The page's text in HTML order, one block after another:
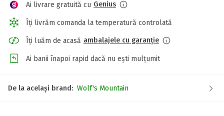
Ai livrare gratuită cu Genius
Îți livrăm comanda la temperatură controlată
Îți luăm de acasă ambalajele cu garanție
Ai banii înapoi rapid dacă nu ești mulțumit
De la același brand: Wolf's Mountain